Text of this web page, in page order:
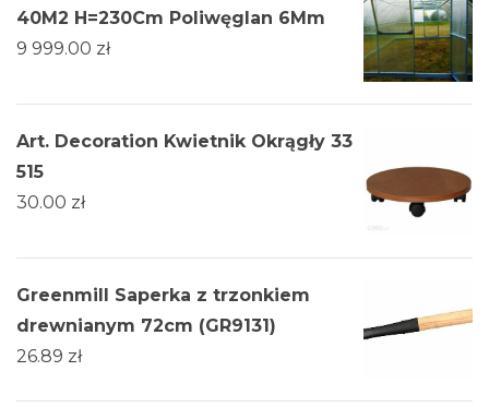
40M2 H=230Cm Poliwęglan 6Mm
9 999.00 zł
Art. Decoration Kwietnik Okrągły 33
515
30.00 zł
Greenmill Saperka z trzonkiem
drewnianym 72cm (GR9131)
26.89 zł